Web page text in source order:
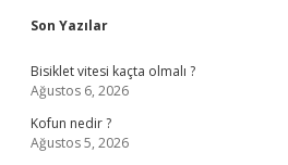
Sidebar
Son Yazılar
Bisiklet vitesi kaçta olmalı ?
Ağustos 6, 2026
Kofun nedir ?
Ağustos 5, 2026